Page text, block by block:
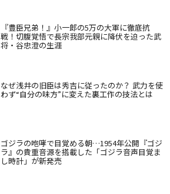
『豊臣兄弟！』小一郎の5万の大軍に徹底抗
戦！切腹覚悟で長宗我部元親に降伏を迫った武
将・谷忠澄の生涯
なぜ浅井の旧臣は秀吉に従ったのか？ 武力を使
わず“自分の味方”に変えた裏工作の技法とは
ゴジラの咆哮で目覚める朝…1954年公開『ゴジ
ラ』の貴重音源を搭載した「ゴジラ音声目覚ま
し時計」が新発売